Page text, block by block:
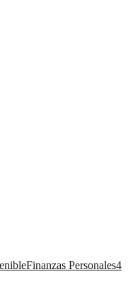
Finanzas Personales4